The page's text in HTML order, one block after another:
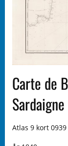
Carte de
Atlas 9 kort 0939